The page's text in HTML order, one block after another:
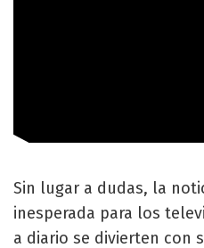
Sin lugar a dudas, la
inesperada para los
a diario se divierten con